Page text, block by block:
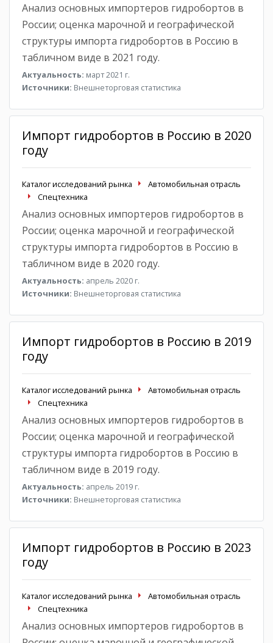
Анализ основных импортеров гидробортов в
России; оценка марочной и географической
структуры импорта гидробортов в Россию в
табличном виде в 2021 году.
Актуальность: март 2021 г.
Источники: Внешнеторговая статистика
Импорт гидробортов в Россию в 2020
году
Каталог исследований рынка
Автомобильная отрасль
Спецтехника
Анализ основных импортеров гидробортов в
России; оценка марочной и географической
структуры импорта гидробортов в Россию в
табличном виде в 2020 году.
Актуальность: апрель 2020 г.
Источники: Внешнеторговая статистика
Импорт гидробортов в Россию в 2019
году
Каталог исследований рынка
Автомобильная отрасль
Спецтехника
Анализ основных импортеров гидробортов в
России; оценка марочной и географической
структуры импорта гидробортов в Россию в
табличном виде в 2019 году.
Актуальность: апрель 2019 г.
Источники: Внешнеторговая статистика
Импорт гидробортов в Россию в 2023
году
Каталог исследований рынка
Автомобильная отрасль
Спецтехника
Анализ основных импортеров гидробортов в